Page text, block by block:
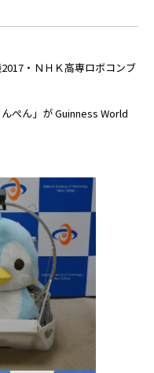
・ＮＨＫ高専ロボコンブ
ぺん」が Guinness World